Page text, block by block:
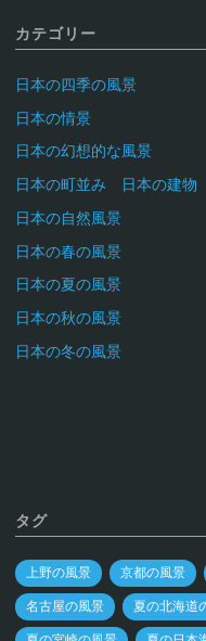
カテゴリー
日本の四季の風景
日本の情景
日本の幻想的な風景
日本の町並み 日本の建物
日本の自然風景
日本の春の風景
日本の夏の風景
日本の秋の風景
日本の冬の風景
タグ
上野の風景 京都の風景
名古屋の風景 夏の北海道